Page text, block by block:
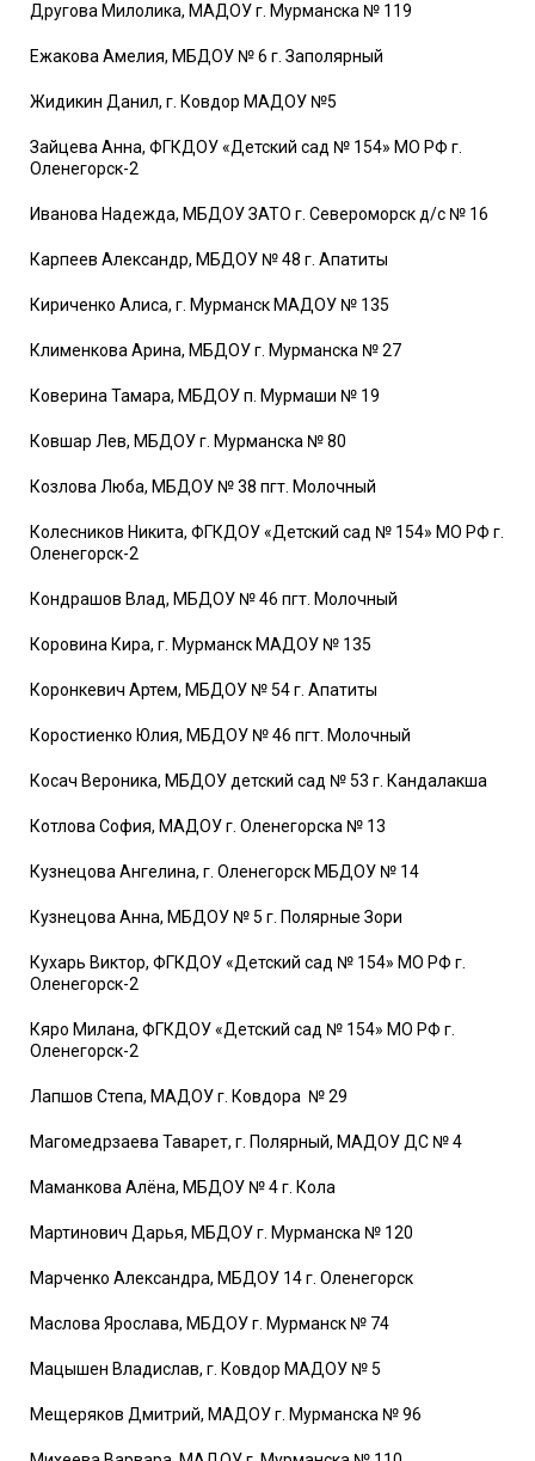
Другова Милолика, МАДОУ г. Мурманска № 119
Ежакова Амелия, МБДОУ № 6 г. Заполярный
Жидикин Данил, г. Ковдор МАДОУ №5
Зайцева Анна, ФГКДОУ «Детский сад № 154» МО РФ г.
Оленегорск-2
Иванова Надежда, МБДОУ ЗАТО г. Североморск д/с № 16
Карпеев Александр, МБДОУ № 48 г. Апатиты
Кириченко Алиса, г. Мурманск МАДОУ № 135
Клименкова Арина, МБДОУ г. Мурманска № 27
Коверина Тамара, МБДОУ п. Мурмаши № 19
Ковшар Лев, МБДОУ г. Мурманска № 80
Козлова Люба, МБДОУ № 38 пгт. Молочный
Колесников Никита, ФГКДОУ «Детский сад № 154» МО РФ г.
Оленегорск-2
Кондрашов Влад, МБДОУ № 46 пгт. Молочный
Коровина Кира, г. Мурманск МАДОУ № 135
Коронкевич Артем, МБДОУ № 54 г. Апатиты
Коростиенко Юлия, МБДОУ № 46 пгт. Молочный
Косач Вероника, МБДОУ детский сад № 53 г. Кандалакша
Котлова София, МАДОУ г. Оленегорска № 13
Кузнецова Ангелина, г. Оленегорск МБДОУ № 14
Кузнецова Анна, МБДОУ № 5 г. Полярные Зори
Кухарь Виктор, ФГКДОУ «Детский сад № 154» МО РФ г.
Оленегорск-2
Кяро Милана, ФГКДОУ «Детский сад № 154» МО РФ г.
Оленегорск-2
Лапшов Степа, МАДОУ г. Ковдора № 29
Магомедрзаева Таварет, г. Полярный, МАДОУ ДС № 4
Маманкова Алёна, МБДОУ № 4 г. Кола
Мартинович Дарья, МБДОУ г. Мурманска № 120
Марченко Александра, МБДОУ 14 г. Оленегорск
Маслова Ярослава, МБДОУ г. Мурманск № 74
Мацышен Владислав, г. Ковдор МАДОУ № 5
Мещеряков Дмитрий, МАДОУ г. Мурманска № 96